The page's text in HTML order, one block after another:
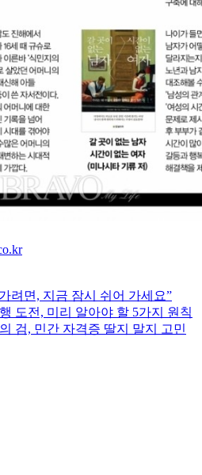
려면, 지금 잠시 쉬어 가세요”
도전, 미리 알아야 할 5가지 원칙
검, 민간 자격증 딸지 말지 고민